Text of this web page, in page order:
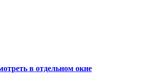
в отдельном окне